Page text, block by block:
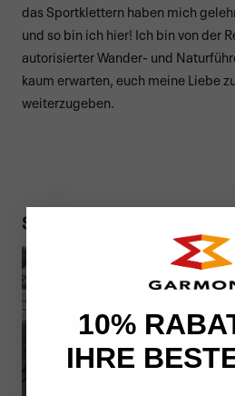
das Sportklettern haben mich
und so bin ich hier! Ich bin von der
autorisierter Wander- und
kaum erwarten, euch meine Liebe
weiterzugeben.
SIMONES TRAIL-
10%
IHRE